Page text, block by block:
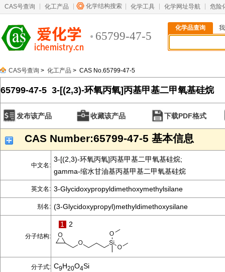
CAS号查询 化工产品 化学结构搜索 化学工具 化学网址导航 危险
65799-47-5
化学品查询
CAS号查询 > 化工产品 > CAS No.65799-47-5
65799-47-5 3-[(2,3)-环氧丙氧]丙基甲基二甲氧基硅烷
发布该产品 收藏该产品 下载PDF格式
CAS Number:65799-47-5 基本信息
中文名:
3-[(2,3)-环氧丙氧]丙基甲基二甲氧基硅烷;
gamma-缩水甘油基丙基甲基二甲氧基硅烷
英文名: 3-Glycidoxypropyldimethoxymethylsilane
别名: (3-Glycidoxypropyl)methyldimethoxysilane
分子结构:
1 2
分子式: C9H20O4Si